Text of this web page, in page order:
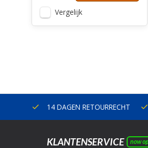
Vergelijk
14 DAGEN RETOURRECHT
KLANTENSERVICE now